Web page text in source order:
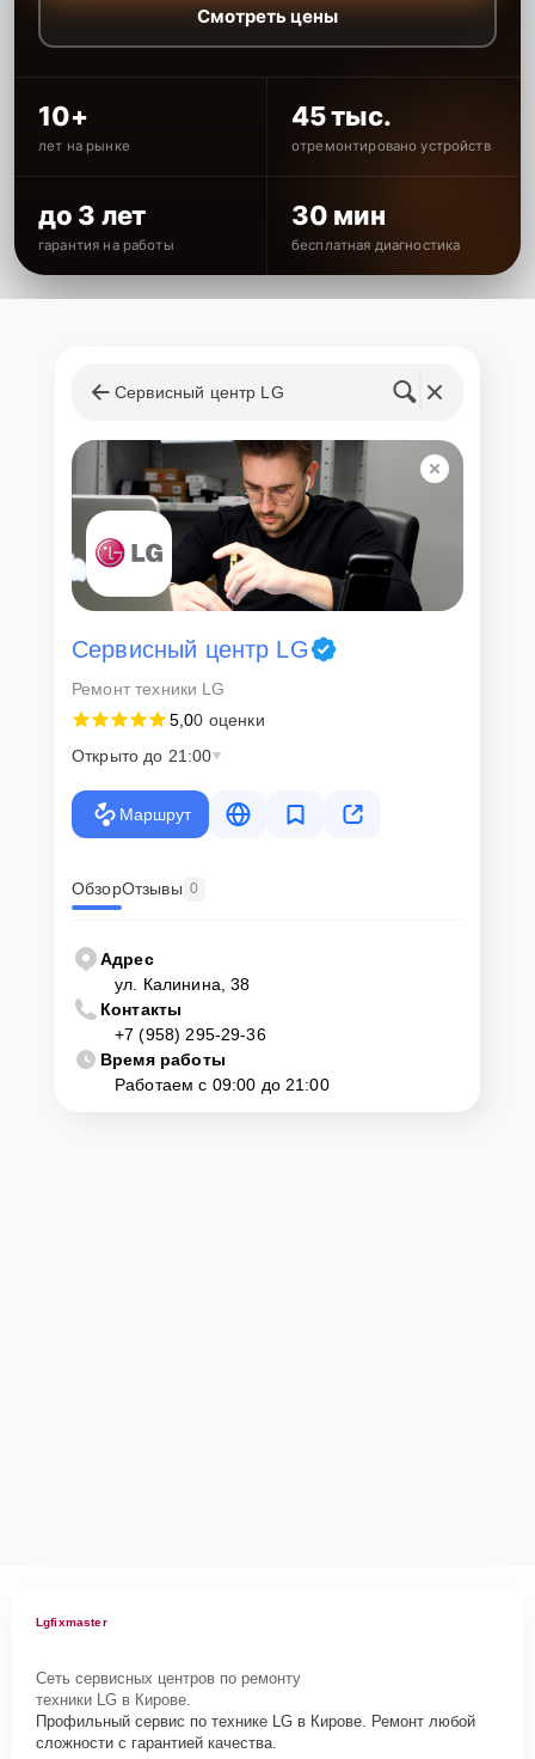
Смотреть цены
10+
лет на рынке
45 тыс.
отремонтировано устройств
до 3 лет
гарантия на работы
30 мин
бесплатная диагностика
Сервисный центр LG
Сервисный центр LG
Ремонт техники LG
5,00 оценки
Открыто до 21:00
Маршрут
ОбзорОтзывы 0
Адрес
ул. Калинина, 38
Контакты
+7 (958) 295-29-36
Время работы
Работаем с 09:00 до 21:00
Lgfixmaster
Сеть сервисных центров по ремонту
техники LG в Кирове.
Профильный сервис по технике LG в Кирове. Ремонт любой
сложности с гарантией качества.